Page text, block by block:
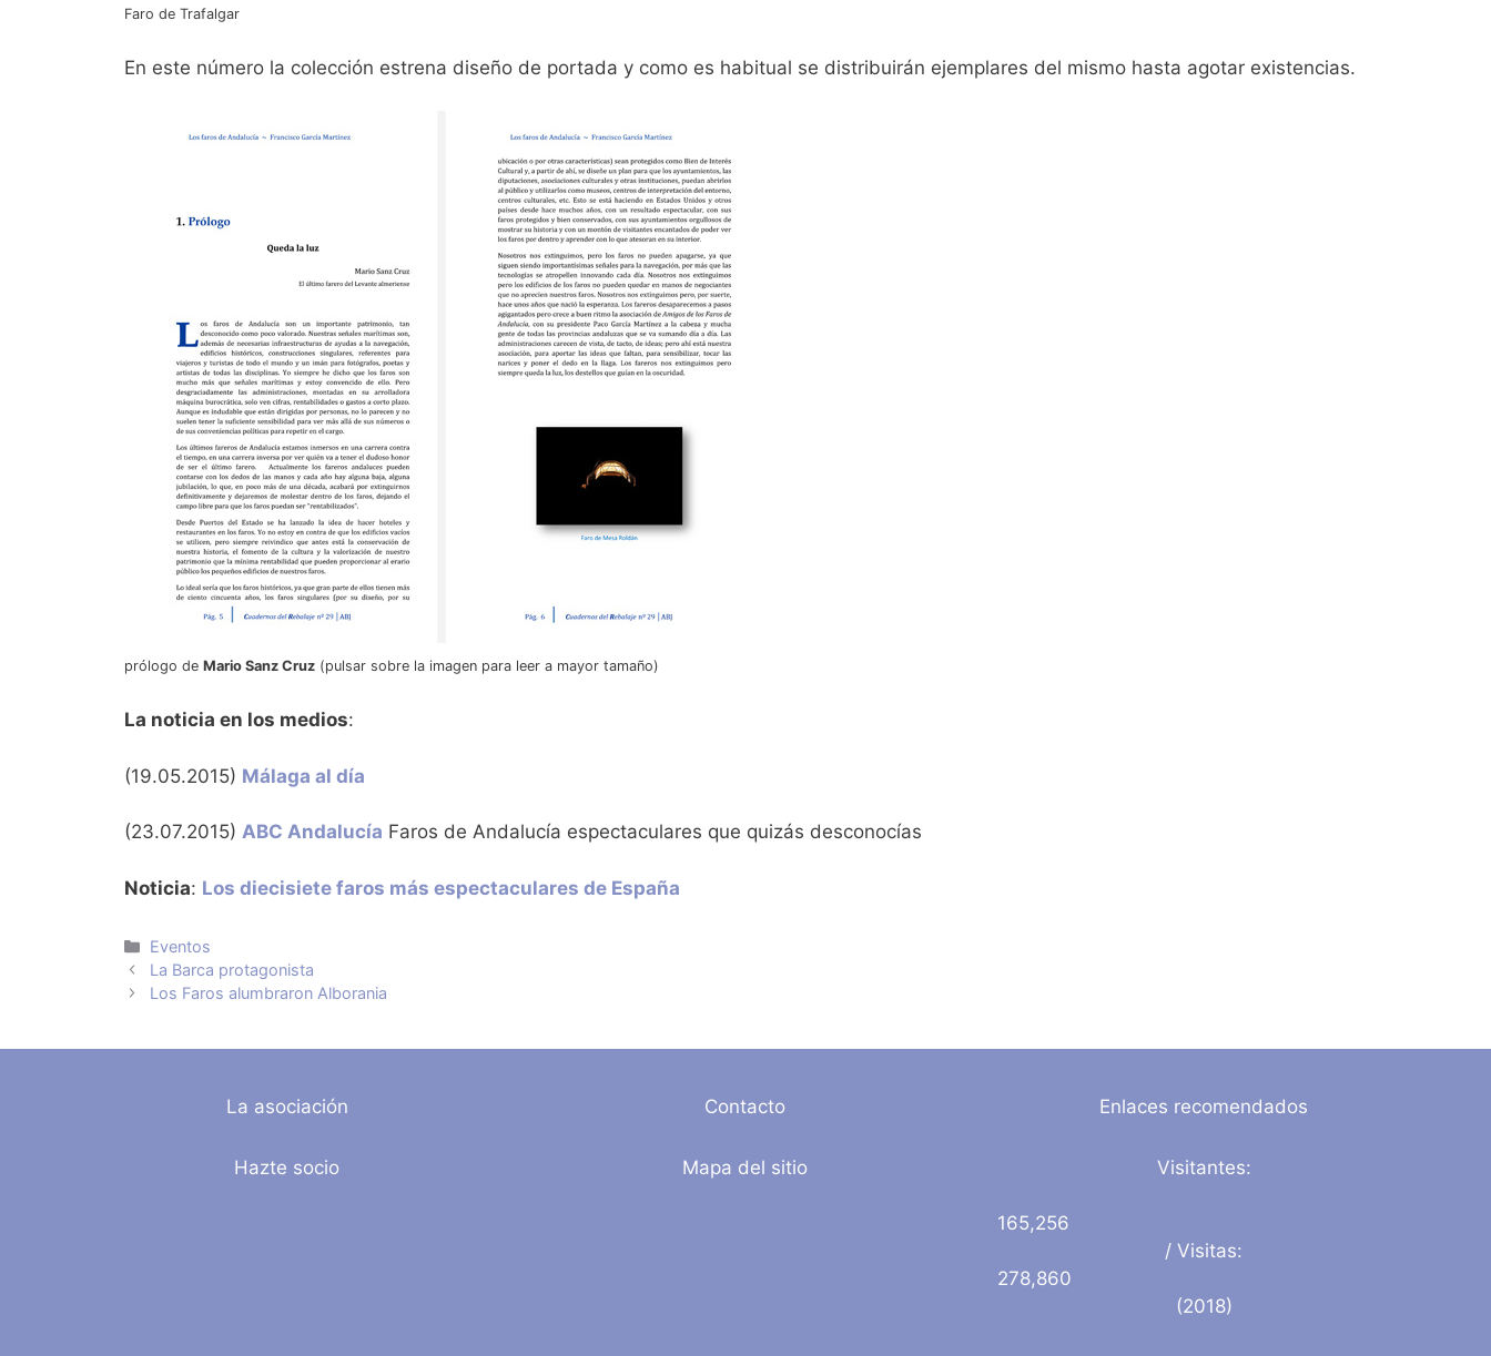
Faro de Trafalgar
En este número la colección estrena diseño de portada y como es habitual se distribuirán ejemplares del mismo hasta agotar existencias.
prólogo de Mario Sanz Cruz (pulsar sobre la imagen para leer a mayor tamaño)
La noticia en los medios:
(19.05.2015) Málaga al día
(23.07.2015) ABC Andalucía Faros de Andalucía espectaculares que quizás desconocías
Noticia: Los diecisiete faros más espectaculares de España
Categorías
Eventos
La Barca protagonista
Los Faros alumbraron Alborania
La asociación
Hazte socio
Contacto
Mapa del sitio
Enlaces recomendados
Visitantes:
165,256
/ Visitas:
278,860
(2018)